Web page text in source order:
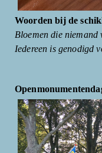
Woorden bij de
Bloemen die niemand
Iedereen is genodigd